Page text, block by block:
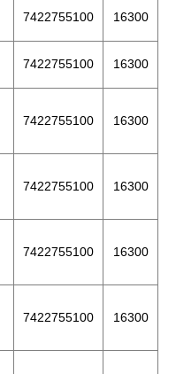
7422755100 16300
7422755100 16300
7422755100 16300
7422755100 16300
7422755100 16300
7422755100 16300